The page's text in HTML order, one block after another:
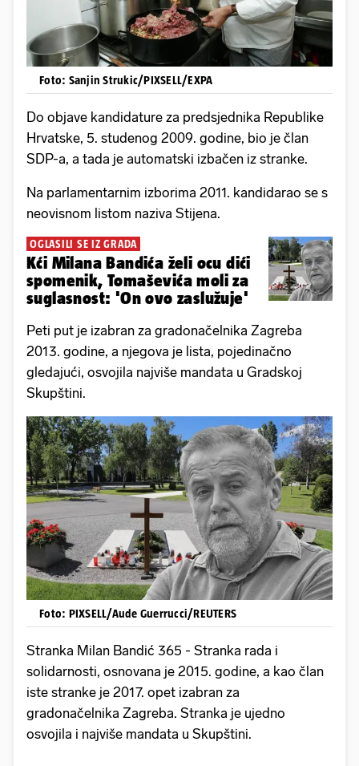
Foto: Sanjin Strukic/PIXSELL/EXPA
Do objave kandidature za predsjednika Republike
Hrvatske, 5. studenog 2009. godine, bio je član
SDP-a, a tada je automatski izbačen iz stranke.
Na parlamentarnim izborima 2011. kandidarao se s
neovisnom listom naziva Stijena.
OGLASILI SE IZ GRADA
Kći Milana Bandića želi ocu dići
spomenik, Tomaševića moli za
suglasnost: 'On ovo zaslužuje'
Peti put je izabran za gradonačelnika Zagreba
2013. godine, a njegova je lista, pojedinačno
gledajući, osvojila najviše mandata u Gradskoj
Skupštini.
Foto: PIXSELL/Aude Guerrucci/REUTERS
Stranka Milan Bandić 365 - Stranka rada i
solidarnosti, osnovana je 2015. godine, a kao član
iste stranke je 2017. opet izabran za
gradonačelnika Zagreba. Stranka je ujedno
osvojila i najviše mandata u Skupštini.